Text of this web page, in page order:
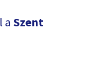
a Szent